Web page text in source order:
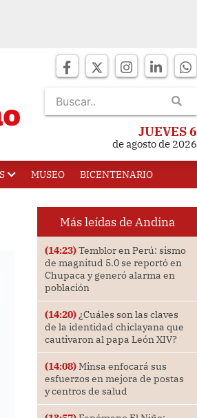
JUEVES 6
de agosto de 2026
MUSEO BICENTENARIO
Más leídas de Andina
(14:23)Temblor en Perú: sismo
de magnitud 5.0 se reportó en
Chupaca y generó alarma en
población
(14:20)¿Cuáles son las claves
de la identidad chiclayana que
cautivaron al papa León XIV?
(14:08)Minsa enfocará sus
esfuerzos en mejora de postas
y centros de salud